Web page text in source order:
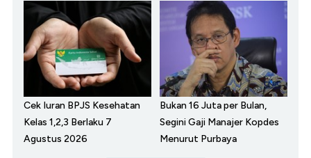
Cek Iuran BPJS Kesehatan
Kelas 1,2,3 Berlaku 7
Agustus 2026
Bukan 16 Juta per Bulan,
Segini Gaji Manajer Kopdes
Menurut Purbaya